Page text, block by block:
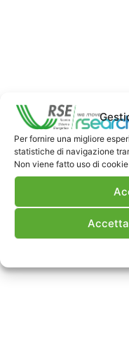
Per fornire una migliore
statistiche di navigazione
Non viene fatto uso di